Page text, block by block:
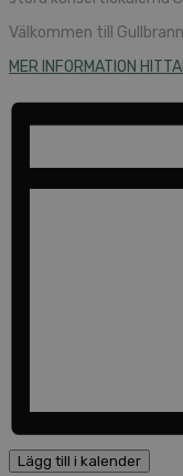
Välkommen till
MER INFORMATION
Lägg till i kalender